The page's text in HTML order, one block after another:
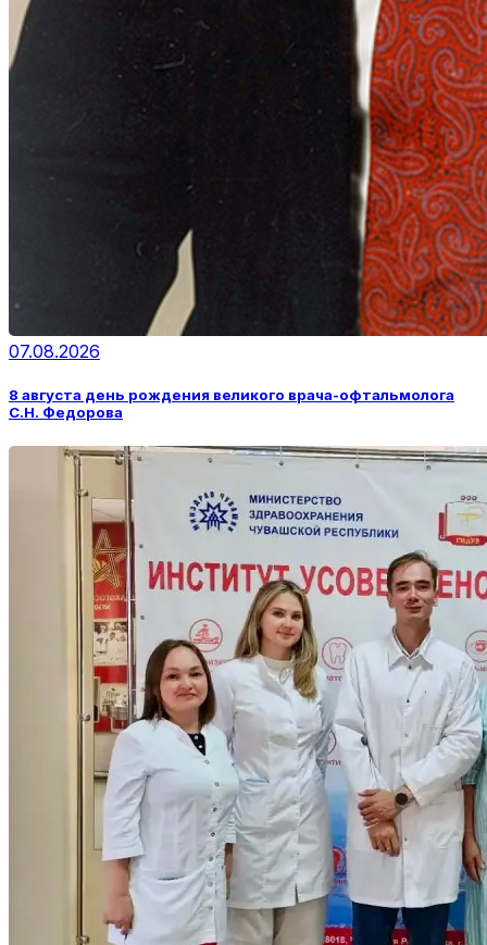
07.08.2026
8 августа день рождения великого врача-офтальмолога
С.Н. Федорова